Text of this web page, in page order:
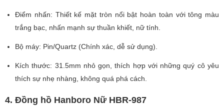
Điểm nhấn: Thiết kế mặt tròn nổi bật hoàn toàn với tông màu
trắng bạc, nhấn mạnh sự thuần khiết, nữ tính.
Bộ máy: Pin/Quartz (Chính xác, dễ sử dụng).
Kích thước: 31.5mm nhỏ gọn, thích hợp với những quý cô yêu
thích sự nhẹ nhàng, không quá phá cách.
4. Đồng hồ Hanboro Nữ HBR-987